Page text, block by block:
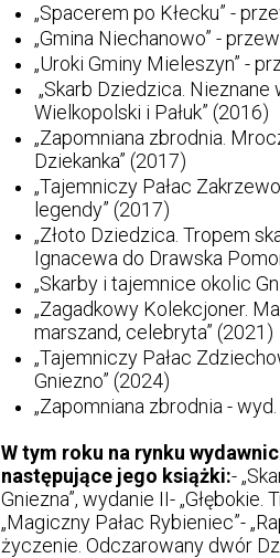
„Spacerem po Kłecku” -
„Gmina Niechanowo” -
„Uroki Gminy Mieleszyn” -
„Skarb Dziedzica.
Wielkopolski i Pałuk” (2016)
„Zapomniana zbrodnia.
Dziekanka” (2017)
„Tajemniczy Pałac
legendy” (2017)
„Złoto Dziedzica. Tropem
Ignacewa do Drawska
„Skarby i tajemnice okolic
„Zagadkowy Kolekcjoner.
marszand, celebryta” (2021)
„Tajemniczy Pałac
Gniezno” (2024)
„Zapomniana zbrodnia -
W tym roku na rynku
następujące jego książki:-
Gniezna”, wydanie II- „Głębokie.
„Magiczny Pałac Rybieniec”-
życzenie. Odczarowany dwór